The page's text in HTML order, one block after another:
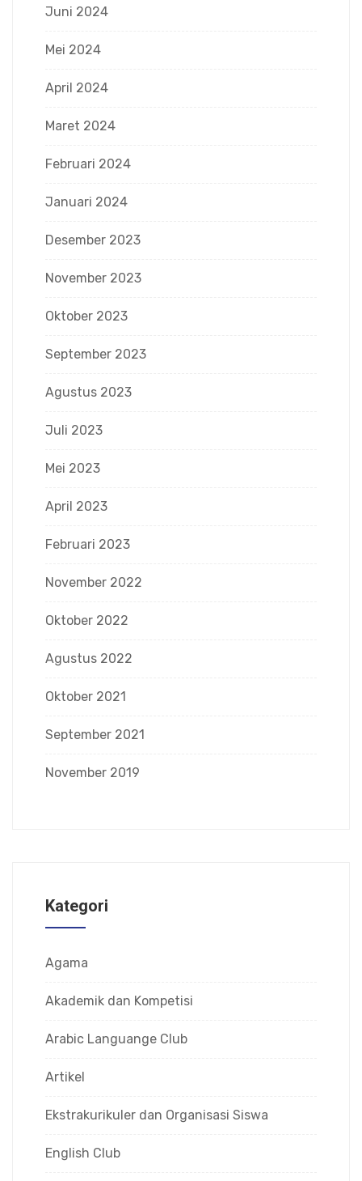
Juni 2024
Mei 2024
April 2024
Maret 2024
Februari 2024
Januari 2024
Desember 2023
November 2023
Oktober 2023
September 2023
Agustus 2023
Juli 2023
Mei 2023
April 2023
Februari 2023
November 2022
Oktober 2022
Agustus 2022
Oktober 2021
September 2021
November 2019
Kategori
Agama
Akademik dan Kompetisi
Arabic Languange Club
Artikel
Ekstrakurikuler dan Organisasi Siswa
English Club